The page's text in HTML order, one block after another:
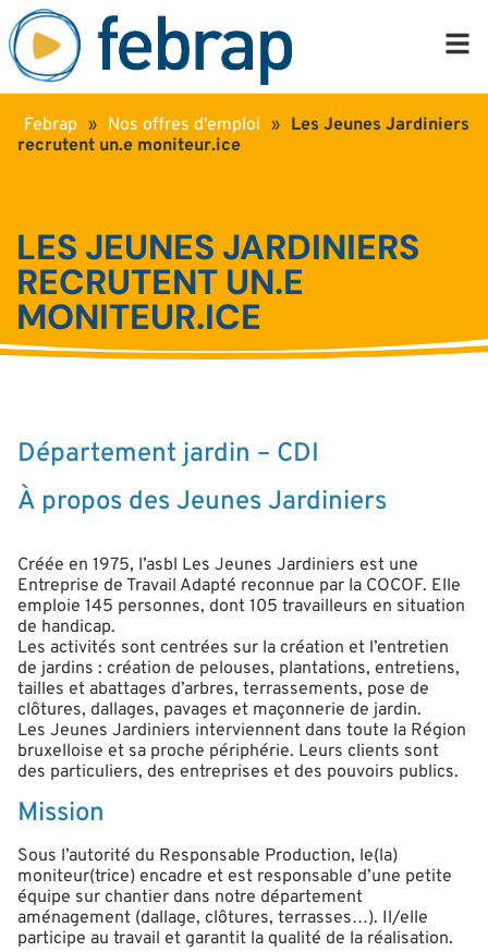
Febrap » Nos offres d'emploi » Les Jeunes Jardiniers
recrutent un.e moniteur.ice
LES JEUNES JARDINIERS
RECRUTENT UN.E
MONITEUR.ICE
Département jardin – CDI
À propos des Jeunes Jardiniers
Créée en 1975, l’asbl Les Jeunes Jardiniers est une
Entreprise de Travail Adapté reconnue par la COCOF. Elle
emploie 145 personnes, dont 105 travailleurs en situation
de handicap.
Les activités sont centrées sur la création et l’entretien
de jardins : création de pelouses, plantations, entretiens,
tailles et abattages d’arbres, terrassements, pose de
clôtures, dallages, pavages et maçonnerie de jardin.
Les Jeunes Jardiniers interviennent dans toute la Région
bruxelloise et sa proche périphérie. Leurs clients sont
des particuliers, des entreprises et des pouvoirs publics.
Mission
Sous l’autorité du Responsable Production, le(la)
moniteur(trice) encadre et est responsable d’une petite
équipe sur chantier dans notre département
aménagement (dallage, clôtures, terrasses…). Il/elle
participe au travail et garantit la qualité de la réalisation.